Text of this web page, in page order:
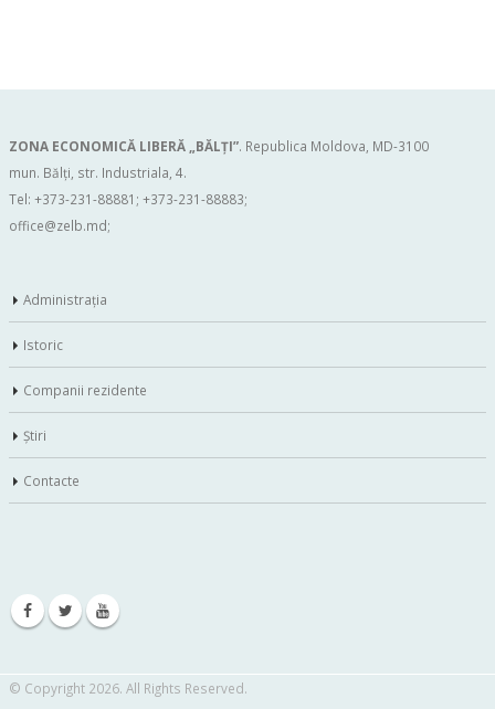
ZONA ECONOMICĂ LIBERĂ „BĂLŢI”. Republica Moldova, MD-3100
mun. Bălți, str. Industriala, 4.
Tel: +373-231-88881; +373-231-88883;
office@zelb.md;
Administraţia
Istoric
Companii rezidente
Ştiri
Contacte
© Copyright 2026. All Rights Reserved.